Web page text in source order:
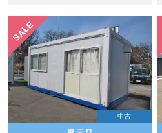
中古
SALE